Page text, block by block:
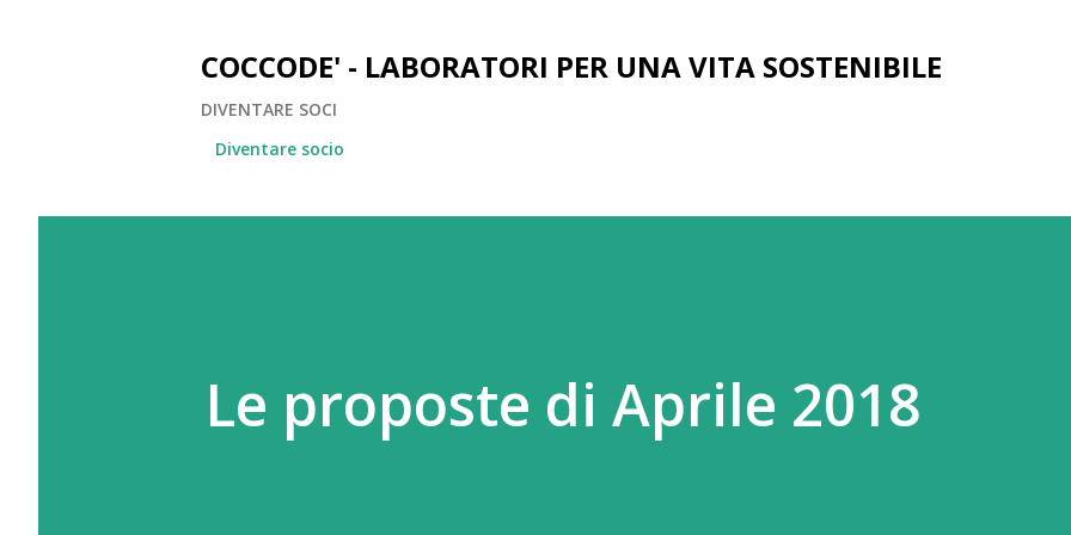
COCCODE' - LABORATORI PER UNA VITA SOSTENIBILE
DIVENTARE SOCI
Diventare socio
Le proposte di Aprile 2018